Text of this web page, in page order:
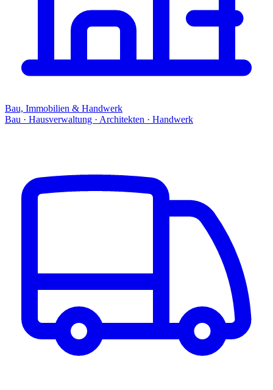
Bau, Immobilien & Handwerk
Bau · Hausverwaltung · Architekten · Handwerk